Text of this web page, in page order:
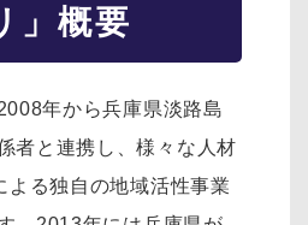
」概要
年から兵庫県淡路島
者と連携し、様々な人材
よる独自の地域活性事業